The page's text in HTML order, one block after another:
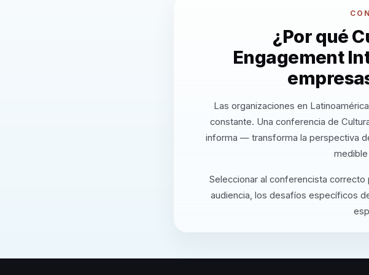
¿Por qué
Engagement
Las organizaciones en
constante. Una conferencia de
informa — transforma la perspectiva
Seleccionar al conferencista
audiencia, los desafíos específicos